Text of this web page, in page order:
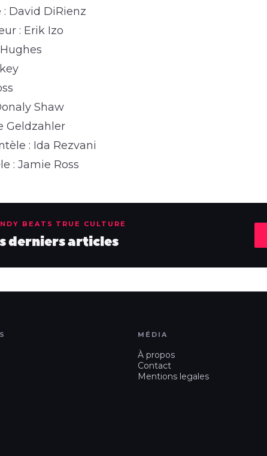
David DiRienz
: Erik Izo
Shaw
Geldzahler
: Ida Rezvani
: Jamie Ross
BEATS TRUE CULTURE
derniers articles
MÉDIA
À propos
Contact
Mentions legales